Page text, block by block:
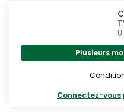
Plusieurs
Connectez-vous